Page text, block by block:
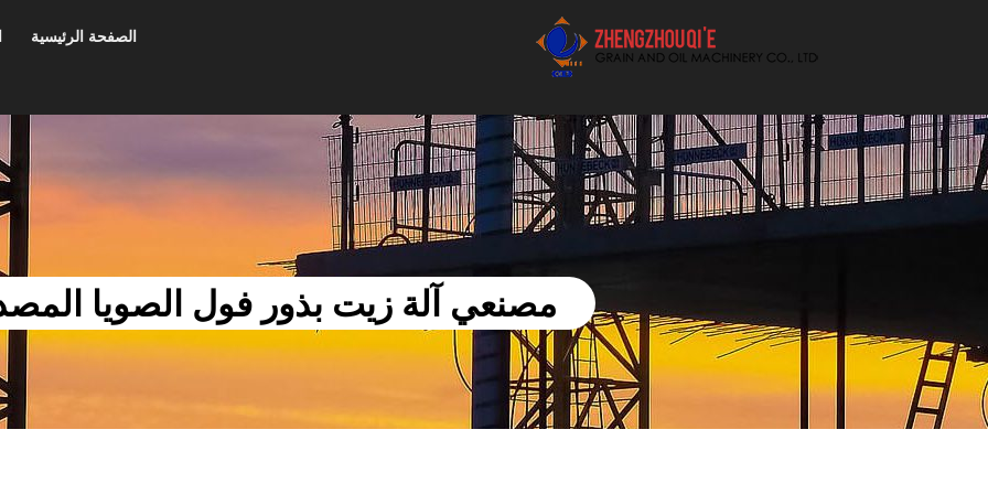
أفضل بيع آلة الزيوت النباتية الموردون
الصفحة الرئيسية
مصنعي آلة زيت بذور فول الصويا